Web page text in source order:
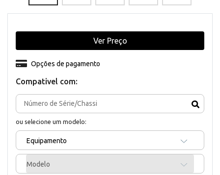
Compativel com:
ou selecione um modelo:
Equipamento
Modelo
Opções de pagamento
Ver Preço